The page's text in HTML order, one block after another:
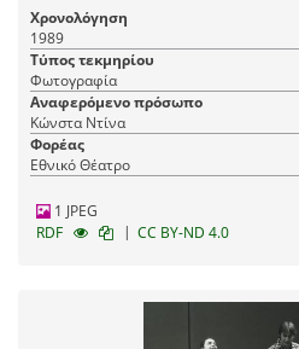
Χρονολόγηση
1989
Τύπος τεκμηρίου
Φωτογραφία
Αναφερόμενο πρόσωπο
Κώνστα Ντίνα
Φορέας
Εθνικό Θέατρο
1 JPEG
RDF
| CC BY-ND 4.0